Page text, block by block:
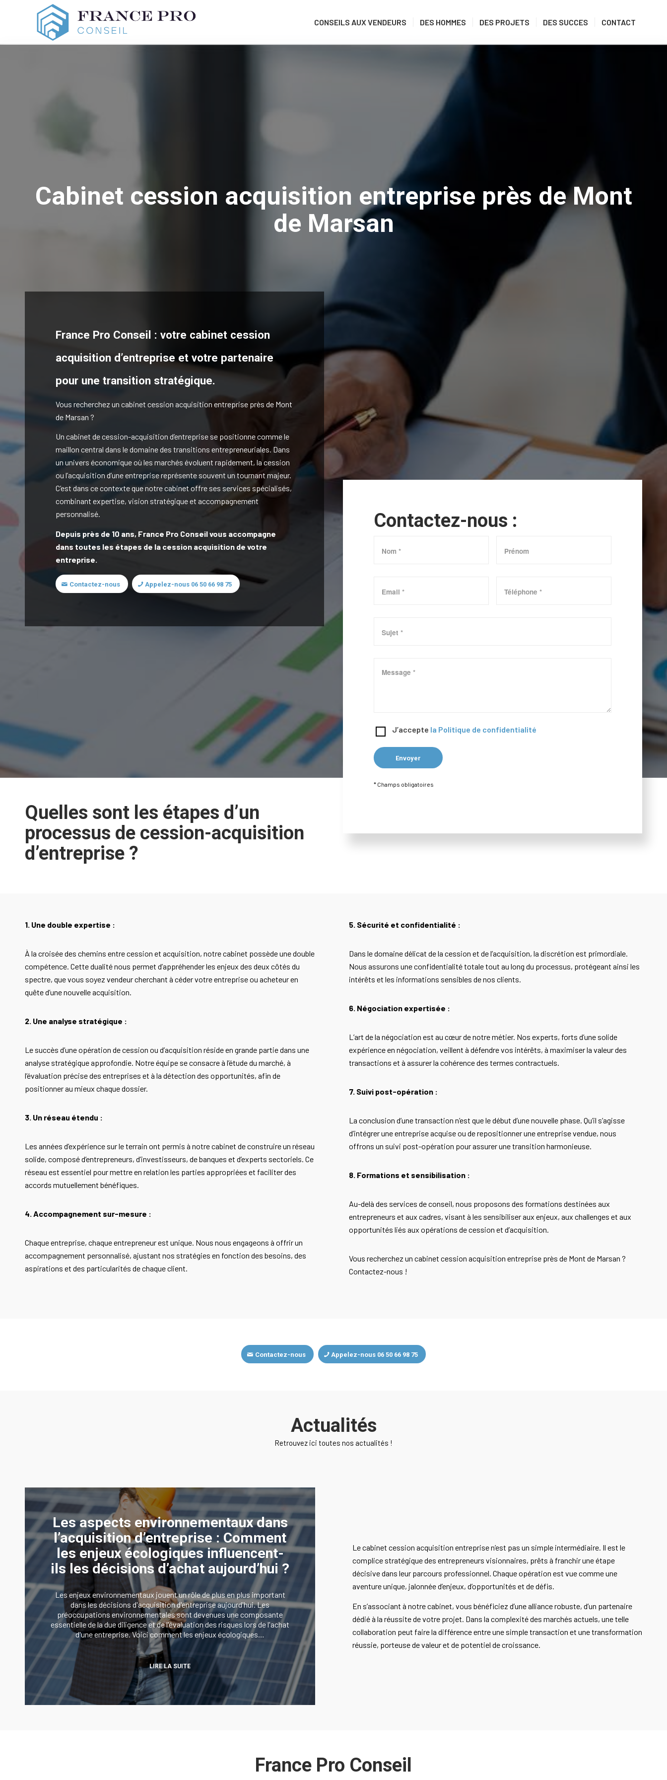
CONSEILS AUX VENDEURS DES HOMMES DES PROJETS DES SUCCES CONTACT
Cabinet cession acquisition entreprise près de Mont
de Marsan
France Pro Conseil : votre cabinet cession
acquisition d’entreprise et votre partenaire
pour une transition stratégique.
Vous recherchez un cabinet cession acquisition entreprise près de Mont
de Marsan ?
Un cabinet de cession-acquisition d’entreprise se positionne comme le
maillon central dans le domaine des transitions entrepreneuriales. Dans
un univers économique où les marchés évoluent rapidement, la cession
ou l’acquisition d’une entreprise représente souvent un tournant majeur.
C’est dans ce contexte que notre cabinet offre ses services spécialisés,
combinant expertise, vision stratégique et accompagnement
personnalisé.
Depuis près de 10 ans, France Pro Conseil vous accompagne
dans toutes les étapes de la cession acquisition de votre
entreprise.
Contactez-nous Appelez-nous 06 50 66 98 75
Quelles sont les étapes d’un
processus de cession-acquisition
d’entreprise ?
Contactez-nous :
J’accepte la Politique de confidentialité
* Champs obligatoires
1. Une double expertise :
À la croisée des chemins entre cession et acquisition, notre cabinet possède une double
compétence. Cette dualité nous permet d’appréhender les enjeux des deux côtés du
spectre, que vous soyez vendeur cherchant à céder votre entreprise ou acheteur en
quête d’une nouvelle acquisition.
2. Une analyse stratégique :
Le succès d’une opération de cession ou d’acquisition réside en grande partie dans une
analyse stratégique approfondie. Notre équipe se consacre à l’étude du marché, à
l’évaluation précise des entreprises et à la détection des opportunités, afin de
positionner au mieux chaque dossier.
3. Un réseau étendu :
Les années d’expérience sur le terrain ont permis à notre cabinet de construire un réseau
solide, composé d’entrepreneurs, d’investisseurs, de banques et d’experts sectoriels. Ce
réseau est essentiel pour mettre en relation les parties appropriées et faciliter des
accords mutuellement bénéfiques.
4. Accompagnement sur-mesure :
Chaque entreprise, chaque entrepreneur est unique. Nous nous engageons à offrir un
accompagnement personnalisé, ajustant nos stratégies en fonction des besoins, des
aspirations et des particularités de chaque client.
5. Sécurité et confidentialité :
Dans le domaine délicat de la cession et de l’acquisition, la discrétion est primordiale.
Nous assurons une confidentialité totale tout au long du processus, protégeant ainsi les
intérêts et les informations sensibles de nos clients.
6. Négociation expertisée :
L’art de la négociation est au cœur de notre métier. Nos experts, forts d’une solide
expérience en négociation, veillent à défendre vos intérêts, à maximiser la valeur des
transactions et à assurer la cohérence des termes contractuels.
7. Suivi post-opération :
La conclusion d’une transaction n’est que le début d’une nouvelle phase. Qu’il s’agisse
d’intégrer une entreprise acquise ou de repositionner une entreprise vendue, nous
offrons un suivi post-opération pour assurer une transition harmonieuse.
8. Formations et sensibilisation :
Au-delà des services de conseil, nous proposons des formations destinées aux
entrepreneurs et aux cadres, visant à les sensibiliser aux enjeux, aux challenges et aux
opportunités liés aux opérations de cession et d’acquisition.
Vous recherchez un cabinet cession acquisition entreprise près de Mont de Marsan ?
Contactez-nous !
Contactez-nous Appelez-nous 06 50 66 98 75
Actualités
Retrouvez ici toutes nos actualités !
Les aspects environnementaux dans
l’acquisition d’entreprise : Comment
les enjeux écologiques influencent-
ils les décisions d’achat aujourd’hui ?
Les enjeux environnementaux jouent un rôle de plus en plus important
dans les décisions d'acquisition d'entreprise aujourd'hui. Les
préoccupations environnementales sont devenues une composante
essentielle de la due diligence et de l'évaluation des risques lors de l'achat
d'une entreprise. Voici comment les enjeux écologiques…
LIRE LA SUITE
Le cabinet cession acquisition entreprise n’est pas un simple intermédiaire. Il est le
complice stratégique des entrepreneurs visionnaires, prêts à franchir une étape
décisive dans leur parcours professionnel. Chaque opération est vue comme une
aventure unique, jalonnée d’enjeux, d’opportunités et de défis.
En s’associant à notre cabinet, vous bénéficiez d’une alliance robuste, d’un partenaire
dédié à la réussite de votre projet. Dans la complexité des marchés actuels, une telle
collaboration peut faire la différence entre une simple transaction et une transformation
réussie, porteuse de valeur et de potentiel de croissance.
France Pro Conseil